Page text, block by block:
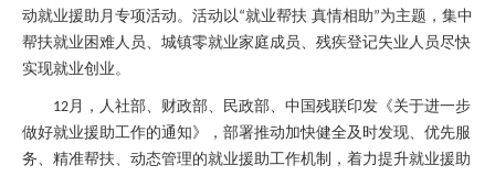
动就业援助月专项活动。活动以“就业帮扶 真情相助”为主题，集中
帮扶就业困难人员、城镇零就业家庭成员、残疾登记失业人员尽快
实现就业创业。
12月，人社部、财政部、民政部、中国残联印发《关于进一步
做好就业援助工作的通知》，部署推动加快健全及时发现、优先服
务、精准帮扶、动态管理的就业援助工作机制，着力提升就业援助